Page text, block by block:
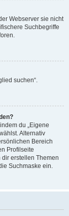
Webserver sie nicht
Suchbegriffe
suchen“.
du „Eigene
Alternativ
Bereich
Profilseite
erstellen Themen
Suchmaske ein.